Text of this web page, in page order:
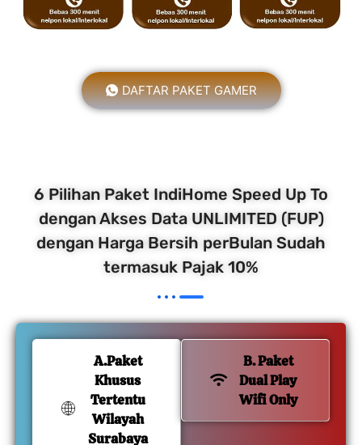
DAFTAR PAKET GAMER
6 Pilihan Paket IndiHome Speed Up To
dengan Akses Data UNLIMITED (FUP)
dengan Harga Bersih perBulan Sudah
termasuk Pajak 10%
A.Paket
Khusus
Tertentu
Wilayah
Surabaya
B. Paket
Dual Play
Wifi Only